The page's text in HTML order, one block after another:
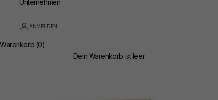
Unternehmen
ANMELDEN
Warenkorb (0)
Dein Warenkorb ist leer